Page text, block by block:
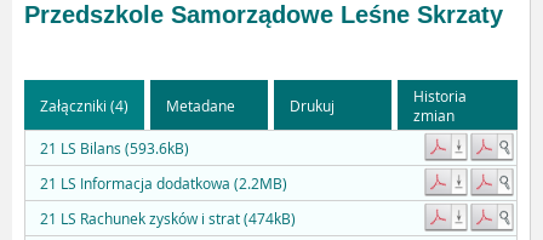
Przedszkole Samorządowe Leśne Skrzaty
Załączniki (4) Metadane Drukuj
Historia
zmian
21 LS Bilans (593.6kB)
21 LS Informacja dodatkowa (2.2MB)
21 LS Rachunek zysków i strat (474kB)